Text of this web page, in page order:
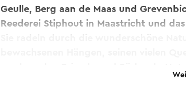
Geulle, Berg aan de Maas und
Reederei Stiphout in Maastricht und
wachsenden Primeln und Bärlauch.